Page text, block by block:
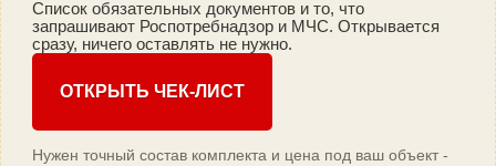
Список обязательных документов и то, что
запрашивают Роспотребнадзор и МЧС. Открывается
сразу, ничего оставлять не нужно.
ОТКРЫТЬ ЧЕК-ЛИСТ
Нужен точный состав комплекта и цена под ваш объект -